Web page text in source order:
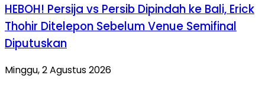
HEBOH! Persija vs Persib Dipindah ke Bali, Erick
Thohir Ditelepon Sebelum Venue Semifinal
Diputuskan
Minggu, 2 Agustus 2026